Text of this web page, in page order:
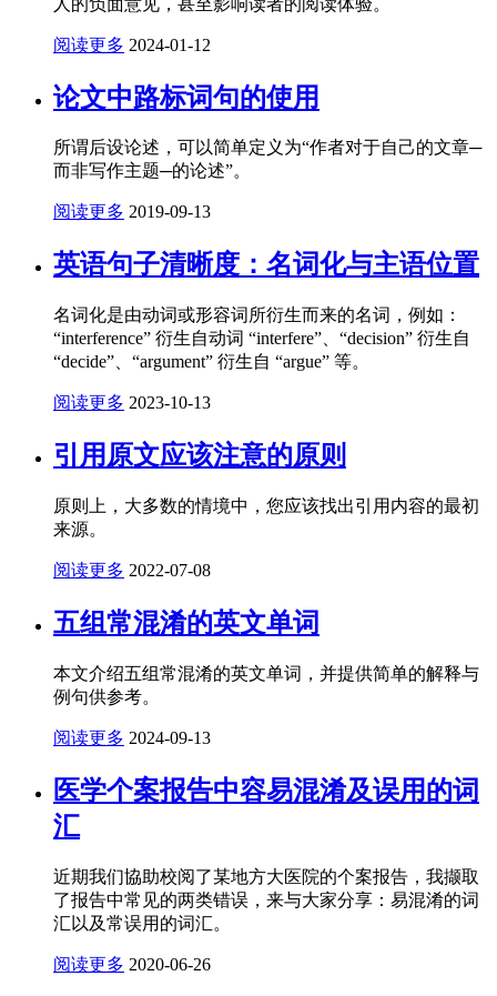
阅读更多 2024-01-12
论文中路标词句的使用
所谓后设论述，可以简单定义为“作者对于自己的文章─
而非写作主题─的论述”。
阅读更多 2019-09-13
英语句子清晰度：名词化与主语位置
名词化是由动词或形容词所衍生而来的名词，例如：
“interference” 衍生自动词 “interfere”、“decision” 衍生自
“decide”、“argument” 衍生自 “argue” 等。
阅读更多 2023-10-13
引用原文应该注意的原则
原则上，大多数的情境中，您应该找出引用内容的最初
来源。
阅读更多 2022-07-08
五组常混淆的英文单词
本文介绍五组常混淆的英文单词，并提供简单的解释与
例句供参考。
阅读更多 2024-09-13
医学个案报告中容易混淆及误用的词
汇
近期我们協助校阅了某地方大医院的个案报告，我撷取
了报告中常见的两类错误，来与大家分享：易混淆的词
汇以及常误用的词汇。
阅读更多 2020-06-26